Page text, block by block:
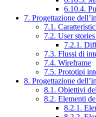
6.10.4.
7. Progettazione
7.1.
7.2. User
7.2.1.
7.3. Flussi di
7.4. Wireframe
7.5. Prototipi
8. Progettazione
8.1. Obiettivi
8.2. Elementi
8.2.1.